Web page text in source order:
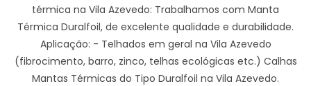
térmica na Vila Azevedo: Trabalhamos com Manta
Térmica Duralfoil, de excelente qualidade e durabilidade.
Aplicação: - Telhados em geral na Vila Azevedo
(fibrocimento, barro, zinco, telhas ecológicas etc.) Calhas
Mantas Térmicas do Tipo Duralfoil na Vila Azevedo.